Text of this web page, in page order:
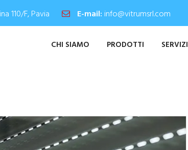
110/F, Pavia E-mail: info@vitrumsrl.com
CHI SIAMO PRODOTTI SERVIZI